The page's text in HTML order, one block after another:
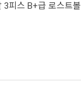
3피스 B+급 로스트볼